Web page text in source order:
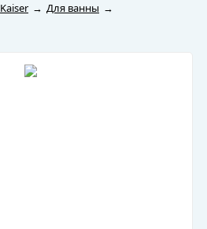
Kaiser → Для ванны →